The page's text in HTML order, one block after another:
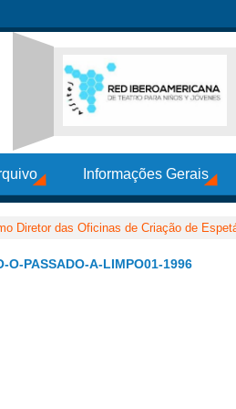
Informações Gerais
Diretor das Oficinas de Criação de
O-PASSADO-A-LIMPO01-1996